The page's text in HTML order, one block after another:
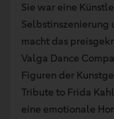
Sie war eine
Selbstinszenierung
macht das
Valga Dance
Figuren der
Tribute to Frida
eine emotionale